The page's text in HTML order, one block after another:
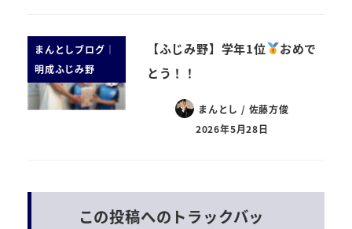
まんとしブログ｜
明成ふじみ野
【ふじみ野】学年1位
おめで
とう！！
まんとし / 佐藤方俊
2026年5月28日
この投稿へのトラックバッ